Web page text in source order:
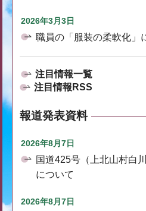
2026年3月3日
職員の「服装の柔軟化」
注目情報一覧
注目情報RSS
報道発表資料
2026年8月7日
国道425号（上北山村白
について
2026年8月7日